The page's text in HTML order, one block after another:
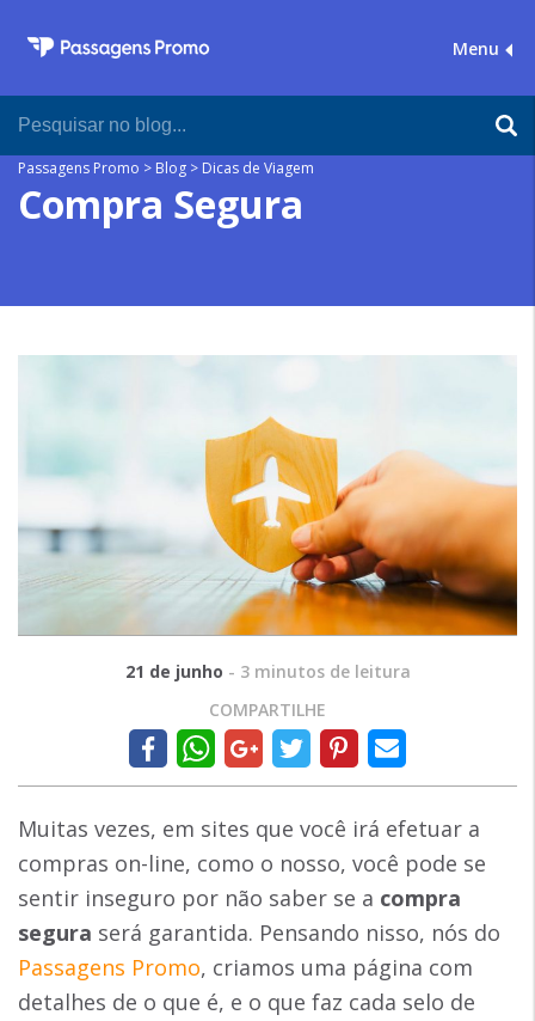
Menu
Passagens Promo > Blog > Dicas de Viagem
Compra Segura
21 de junho - 3 minutos de leitura
COMPARTILHE
Muitas vezes, em sites que você irá efetuar a
compras on-line, como o nosso, você pode se
sentir inseguro por não saber se a compra
segura será garantida. Pensando nisso, nós do
Passagens Promo, criamos uma página com
detalhes de o que é, e o que faz cada selo de